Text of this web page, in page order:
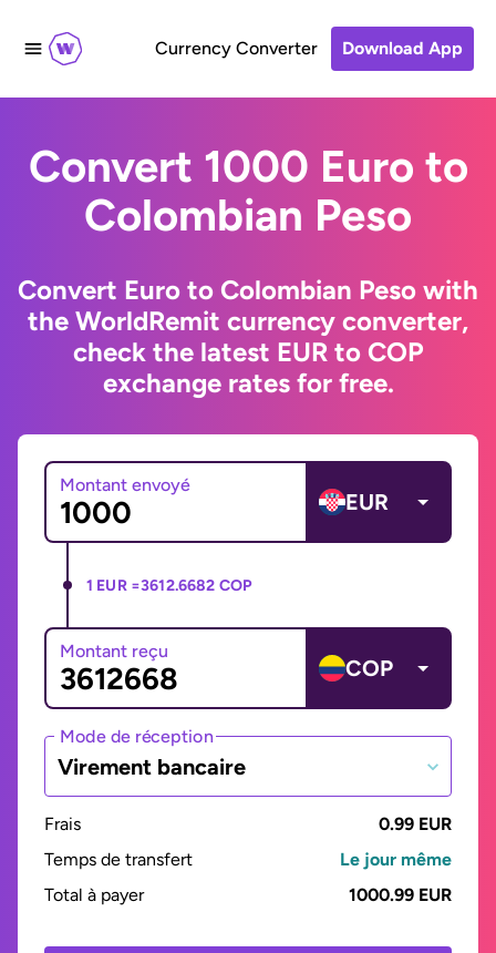
Currency Converter Download App
Convert 1000 Euro to
Colombian Peso
Convert Euro to Colombian Peso with
the WorldRemit currency converter,
check the latest EUR to COP
exchange rates for free.
Montant envoyé
EUR
1 EUR =3612.6682 COP
Montant reçu
COP
Mode de réception
Virement bancaire
Frais
0.99 EUR
Temps de transfert
Le jour même
Total à payer
1000.99 EUR